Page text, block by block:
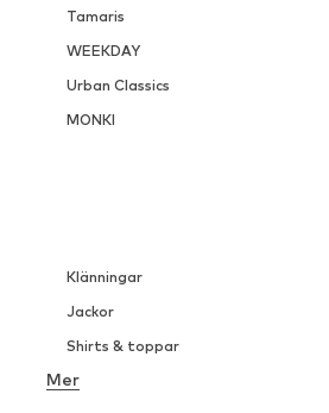
Tamaris
WEEKDAY
Urban Classics
MONKI
Klänningar
Jackor
Shirts & toppar
Underkläder
Mer